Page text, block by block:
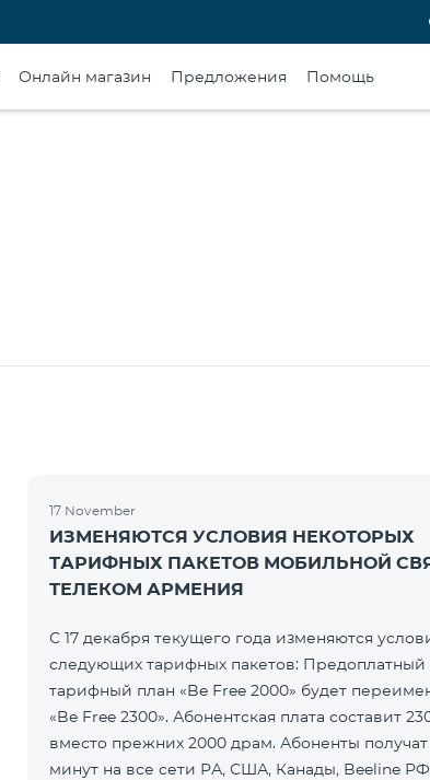
Онлайн магазин Предложения Помощь
17 November
ИЗМЕНЯЮТСЯ УСЛОВИЯ НЕКОТОРЫХ
ТАРИФНЫХ ПАКЕТОВ МОБИЛЬНОЙ
ТЕЛЕКОМ АРМЕНИЯ
С 17 декабря текущего года изменяются
следующих тарифных пакетов: Предоплатный
тарифный план «Be Free 2000» будет
«Be Free 2300». Абонентская плата составит
вместо прежних 2000 драм. Абоненты
минут на все сети РА, США, Канады, Beeline